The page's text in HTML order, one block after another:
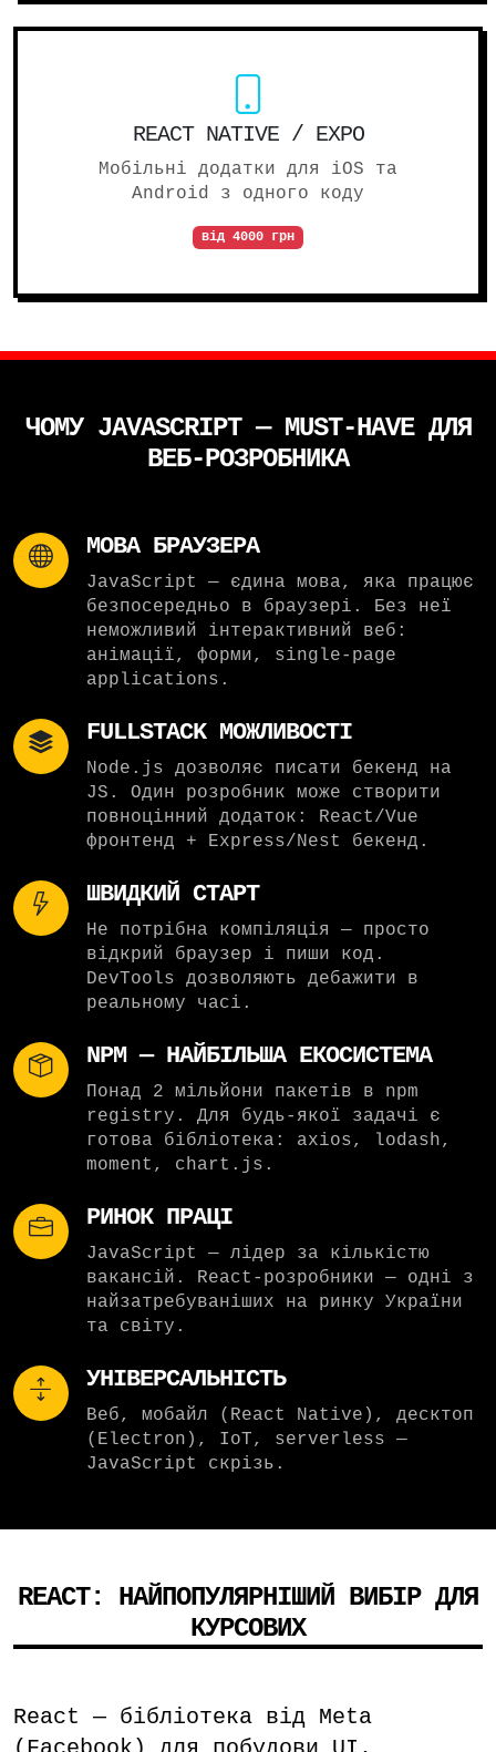
REACT NATIVE / EXPO
Мобільні додатки для iOS та
Android з одного коду
від 4000 грн
ЧОМУ JAVASCRIPT — MUST-HAVE ДЛЯ
ВЕБ-РОЗРОБНИКА
МОВА БРАУЗЕРА
JavaScript — єдина мова, яка працює
безпосередньо в браузері. Без неї
неможливий інтерактивний веб:
анімації, форми, single-page
applications.
FULLSTACK МОЖЛИВОСТІ
Node.js дозволяє писати бекенд на
JS. Один розробник може створити
повноцінний додаток: React/Vue
фронтенд + Express/Nest бекенд.
ШВИДКИЙ СТАРТ
Не потрібна компіляція — просто
відкрий браузер і пиши код.
DevTools дозволяють дебажити в
реальному часі.
NPM — НАЙБІЛЬША ЕКОСИСТЕМА
Понад 2 мільйони пакетів в npm
registry. Для будь-якої задачі є
готова бібліотека: axios, lodash,
moment, chart.js.
РИНОК ПРАЦІ
JavaScript — лідер за кількістю
вакансій. React-розробники — одні з
найзатребуваніших на ринку України
та світу.
УНІВЕРСАЛЬНІСТЬ
Веб, мобайл (React Native), десктоп
(Electron), IoT, serverless —
JavaScript скрізь.
REACT: НАЙПОПУЛЯРНІШИЙ ВИБІР ДЛЯ
КУРСОВИХ
React — бібліотека від Meta